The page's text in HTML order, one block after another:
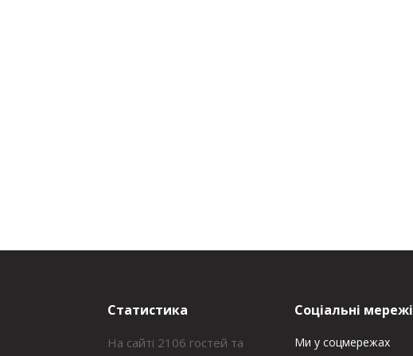
Статистика
На сайті 2106 гостей та
Соціальні мережі
Ми у соцмережах